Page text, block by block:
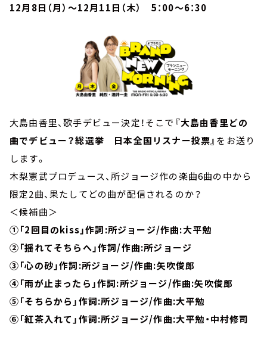
12月8日（月）～12月11日（木） 5：00～6：30
大島由香里、歌手デビュー決定！そこで 『大島由香里どの
曲でデビュー？総選挙 日本全国リスナー投票』 をお送り
します。
木梨憲武プロデュース、所ジョージ作の楽曲6曲の中から
限定2曲、果たしてどの曲が配信されるのか？
＜候補曲＞
①「2回目のkiss」作詞:所ジョージ/作曲:大平勉
②「揺れてそちらへ」作詞/作曲:所ジョージ
③「心の砂」作詞:所ジョージ/作曲:矢吹俊郎
④「雨が止まったら」作詞:所ジョージ/作曲:矢吹俊郎
⑤「そちらから」作詞:所ジョージ/作曲:大平勉
⑥「紅茶入れて」作詞:所ジョージ/作曲:大平勉・中村修司